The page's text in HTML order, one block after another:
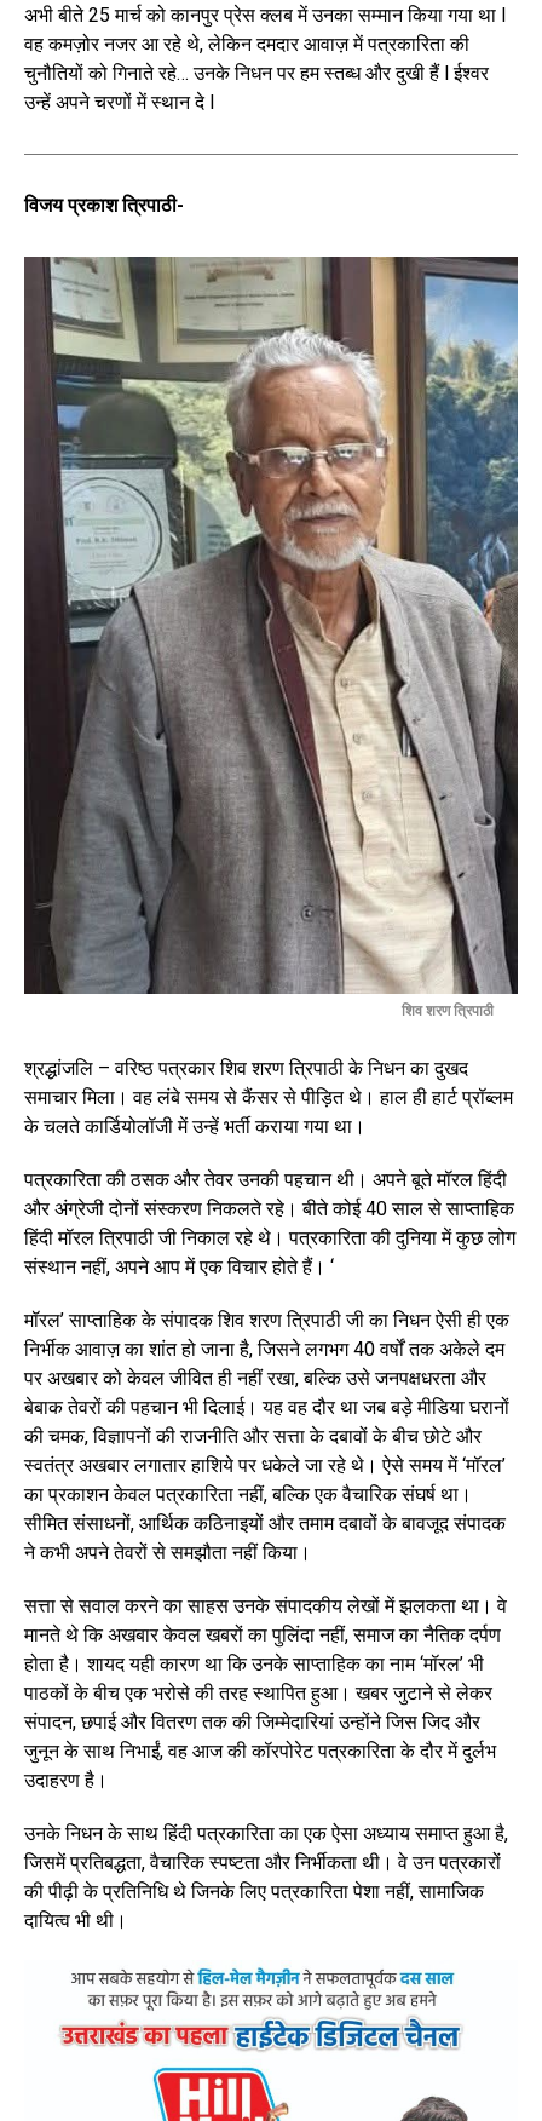
अभी बीते 25 मार्च को कानपुर प्रेस क्लब में उनका सम्मान किया गया था l
वह कमज़ोर नजर आ रहे थे, लेकिन दमदार आवाज़ में पत्रकारिता की
चुनौतियों को गिनाते रहे… उनके निधन पर हम स्तब्ध और दुखी हैं l ईश्वर
उन्हें अपने चरणों में स्थान दे l
विजय प्रकाश त्रिपाठी-
शिव शरण त्रिपाठी
श्रद्धांजलि – वरिष्ठ पत्रकार शिव शरण त्रिपाठी के निधन का दुखद
समाचार मिला। वह लंबे समय से कैंसर से पीड़ित थे। हाल ही हार्ट प्रॉब्लम
के चलते कार्डियोलॉजी में उन्हें भर्ती कराया गया था।
पत्रकारिता की ठसक और तेवर उनकी पहचान थी। अपने बूते मॉरल हिंदी
और अंग्रेजी दोनों संस्करण निकलते रहे। बीते कोई 40 साल से साप्ताहिक
हिंदी मॉरल त्रिपाठी जी निकाल रहे थे। पत्रकारिता की दुनिया में कुछ लोग
संस्थान नहीं, अपने आप में एक विचार होते हैं। ‘
मॉरल’ साप्ताहिक के संपादक शिव शरण त्रिपाठी जी का निधन ऐसी ही एक
निर्भीक आवाज़ का शांत हो जाना है, जिसने लगभग 40 वर्षों तक अकेले दम
पर अखबार को केवल जीवित ही नहीं रखा, बल्कि उसे जनपक्षधरता और
बेबाक तेवरों की पहचान भी दिलाई। यह वह दौर था जब बड़े मीडिया घरानों
की चमक, विज्ञापनों की राजनीति और सत्ता के दबावों के बीच छोटे और
स्वतंत्र अखबार लगातार हाशिये पर धकेले जा रहे थे। ऐसे समय में ‘मॉरल’
का प्रकाशन केवल पत्रकारिता नहीं, बल्कि एक वैचारिक संघर्ष था।
सीमित संसाधनों, आर्थिक कठिनाइयों और तमाम दबावों के बावजूद संपादक
ने कभी अपने तेवरों से समझौता नहीं किया।
सत्ता से सवाल करने का साहस उनके संपादकीय लेखों में झलकता था। वे
मानते थे कि अखबार केवल खबरों का पुलिंदा नहीं, समाज का नैतिक दर्पण
होता है। शायद यही कारण था कि उनके साप्ताहिक का नाम ‘मॉरल’ भी
पाठकों के बीच एक भरोसे की तरह स्थापित हुआ। खबर जुटाने से लेकर
संपादन, छपाई और वितरण तक की जिम्मेदारियां उन्होंने जिस जिद और
जुनून के साथ निभाईं, वह आज की कॉरपोरेट पत्रकारिता के दौर में दुर्लभ
उदाहरण है।
उनके निधन के साथ हिंदी पत्रकारिता का एक ऐसा अध्याय समाप्त हुआ है,
जिसमें प्रतिबद्धता, वैचारिक स्पष्टता और निर्भीकता थी। वे उन पत्रकारों
की पीढ़ी के प्रतिनिधि थे जिनके लिए पत्रकारिता पेशा नहीं, सामाजिक
दायित्व भी थी।